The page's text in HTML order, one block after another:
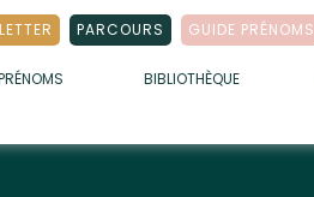
PARCOURS GUIDE PRÉNOMS
BIBLIOTHÈQUE